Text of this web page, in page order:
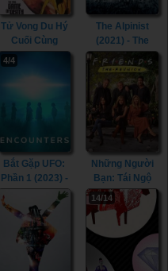
Tử Vong Du Hý
Cuối Cùng
(2023) - The
Final Game of
Death (2023)
The Alpinist
(2021) - The
Alpinist (2021)
4/4
Bắt Gặp UFO:
Phần 1 (2023) -
Encounters:
Season 1 (2023)
Những Người
Bạn: Tái Ngộ
(2021) - Friends:
The Reunion
(2021)
14/14